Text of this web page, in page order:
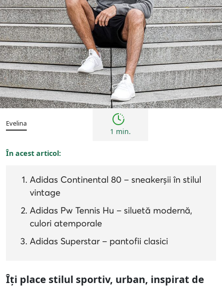
Bărbați Inspirații și trenduri
Evelina
1 min.
În acest articol:
Adidas Continental 80 – sneakerșii în stilul
vintage
Adidas Pw Tennis Hu – siluetă modernă,
culori atemporale
Adidas Superstar – pantofii clasici
Îți place stilul sportiv, urban, inspirat de